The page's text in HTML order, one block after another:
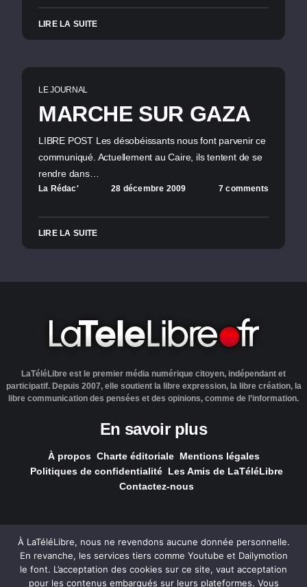
LIRE LA SUITE
LE JOURNAL
MARCHE SUR GAZA
LIBRE POST Les désobéissants nous font parvenir ce
communiqué. Actuellement au Caire, ils tentent de se
rendre dans…
La Rédac' 28 décembre 2009 7 comments
LIRE LA SUITE
LaTéléLibre est le premier média numérique citoyen, indépendant et
participatif. Depuis 2007, elle soutient la libre expression, la libre création, la
libre communication des pensées et des opinions, comme de l’information.
En savoir plus
À propos Charte éditoriale Mentions légales
Politiques de confidentialité Les Amis de LaTéléLibre
Contactez-nous
LaTéléLibre.fr, ce site a été réalisé par l'agenceNOUS, Ouvert,
Utile & Simple
À LaTéléLibre, nous ne revendons aucune donnée personnelle.
En revanche, les services tiers comme Youtube et Dailymotion
le font. L’acceptation des cookies sur ce site, vaut acceptation
pour les contenus embarqués sur leurs plateformes. Vous